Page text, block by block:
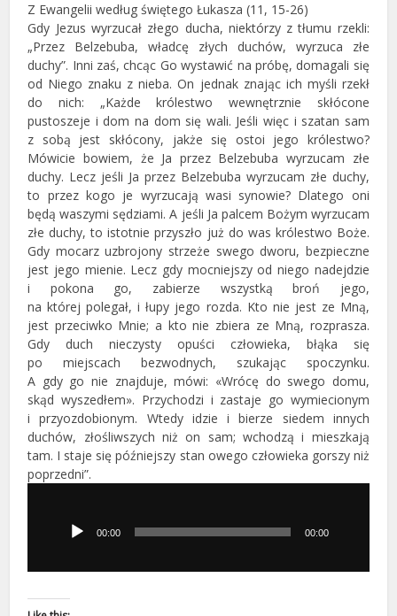
Z Ewangelii według świętego Łukasza (11, 15-26)
Gdy Jezus wyrzucał złego ducha, niektórzy z tłumu rzekli:
„Przez Belzebuba, władcę złych duchów, wyrzuca złe
duchy”. Inni zaś, chcąc Go wystawić na próbę, domagali się
od Niego znaku z nieba. On jednak znając ich myśli rzekł
do nich: „Każde królestwo wewnętrznie skłócone
pustoszeje i dom na dom się wali. Jeśli więc i szatan sam
z sobą jest skłócony, jakże się ostoi jego królestwo?
Mówicie bowiem, że Ja przez Belzebuba wyrzucam złe
duchy. Lecz jeśli Ja przez Belzebuba wyrzucam złe duchy,
to przez kogo je wyrzucają wasi synowie? Dlatego oni
będą waszymi sędziami. A jeśli Ja palcem Bożym wyrzucam
złe duchy, to istotnie przyszło już do was królestwo Boże.
Gdy mocarz uzbrojony strzeże swego dworu, bezpieczne
jest jego mienie. Lecz gdy mocniejszy od niego nadejdzie
i pokona go, zabierze wszystką broń jego,
na której polegał, i łupy jego rozda. Kto nie jest ze Mną,
jest przeciwko Mnie; a kto nie zbiera ze Mną, rozprasza.
Gdy duch nieczysty opuści człowieka, błąka się
po miejscach bezwodnych, szukając spoczynku.
A gdy go nie znajduje, mówi: «Wrócę do swego domu,
skąd wyszedłem». Przychodzi i zastaje go wymiecionym
i przyozdobionym. Wtedy idzie i bierze siedem innych
duchów, złośliwszych niż on sam; wchodzą i mieszkają
tam. I staje się późniejszy stan owego człowieka gorszy niż
poprzedni”.
dźwiękowych00:00 00:00